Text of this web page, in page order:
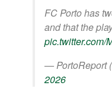
FC Porto has
and that the
pic.twitter.com/
— PortoReport
2026